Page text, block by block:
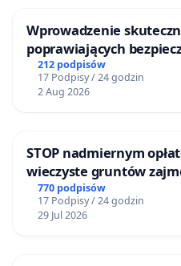
Wprowadzenie
poprawiających
Żeromskiego w Otwocku
212 podpisów
17 Podpisy / 24 godzin
2 Aug 2026
STOP nadmiernym
wieczyste gruntów
ogrody działkowe.
770 podpisów
17 Podpisy / 24 godzin
29 Jul 2026